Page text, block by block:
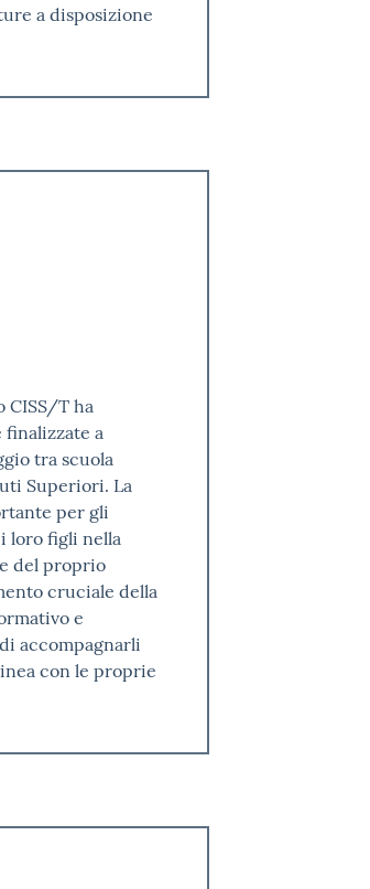
a disposizione
CISS/T ha
a
tra scuola
Superiori. La
per gli
loro figli nella
del proprio
cruciale della
e
accompagnarli
con le proprie